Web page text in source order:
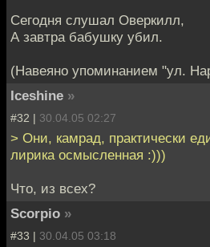
Сегодня слушал Оверкилл,
А завтра бабушку убил.
(Навеяно упоминанием "ул.
Iceshine »
#32 | 30.04.05 02:27
> Они, камрад, практически
лирика осмысленная :)))
Что, из всех?
Scorpio »
#33 | 30.04.05 03:18